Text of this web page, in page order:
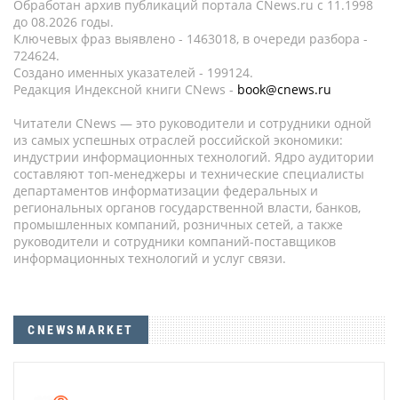
Обработан архив публикаций портала CNews.ru c 11.1998
до 08.2026 годы.
Ключевых фраз выявлено - 1463018, в очереди разбора -
724624.
Создано именных указателей - 199124.
Редакция Индексной книги CNews - book@cnews.ru
Читатели CNews — это руководители и сотрудники одной
из самых успешных отраслей российской экономики:
индустрии информационных технологий. Ядро аудитории
составляют топ-менеджеры и технические специалисты
департаментов информатизации федеральных и
региональных органов государственной власти, банков,
промышленных компаний, розничных сетей, а также
руководители и сотрудники компаний-поставщиков
информационных технологий и услуг связи.
CNEWSMARKET